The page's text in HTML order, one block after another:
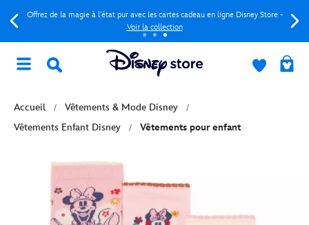
Offrez de la magie à l'état pur avec les cartes cadeau en ligne Disney Store -
Voir la collection
Accueil
Vêtements & Mode Disney
Vêtements Enfant Disney
Vêtements pour enfant